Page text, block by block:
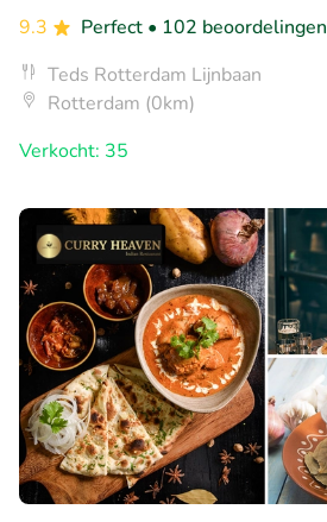
9.3
Perfect • 102 beoordelingen
Teds Rotterdam Lijnbaan
Rotterdam (0km)
Verkocht: 35